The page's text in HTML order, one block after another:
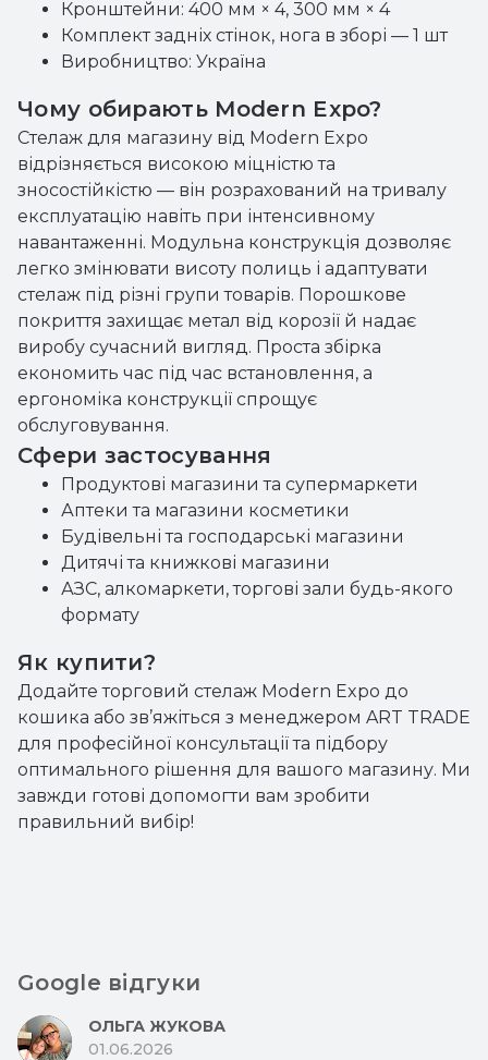
Кронштейни: 400 мм × 4, 300 мм × 4
Комплект задніх стінок, нога в зборі — 1 шт
Виробництво: Україна
Чому обирають Modern Expo?
Стелаж для магазину від Modern Expo
відрізняється високою міцністю та
зносостійкістю — він розрахований на тривалу
експлуатацію навіть при інтенсивному
навантаженні. Модульна конструкція дозволяє
легко змінювати висоту полиць і адаптувати
стелаж під різні групи товарів. Порошкове
покриття захищає метал від корозії й надає
виробу сучасний вигляд. Проста збірка
економить час під час встановлення, а
ергономіка конструкції спрощує
обслуговування.
Сфери застосування
Продуктові магазини та супермаркети
Аптеки та магазини косметики
Будівельні та господарські магазини
Дитячі та книжкові магазини
АЗС, алкомаркети, торгові зали будь-якого
формату
Як купити?
Додайте торговий стелаж Modern Expo до
кошика або зв’яжіться з менеджером ART TRADE
для професійної консультації та підбору
оптимального рішення для вашого магазину. Ми
завжди готові допомогти вам зробити
правильний вибір!
Google відгуки
ОЛЬГА ЖУКОВА
01.06.2026